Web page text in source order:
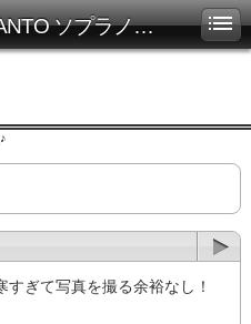
CANTIAMO IL BELCANTO ソプラノ千賀恵子オフィシャルホームページ
ぎて写真を撮る余裕なし！